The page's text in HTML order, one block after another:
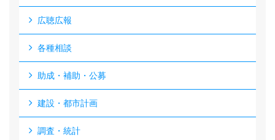
広聴広報
各種相談
助成・補助・公募
建設・都市計画
調査・統計